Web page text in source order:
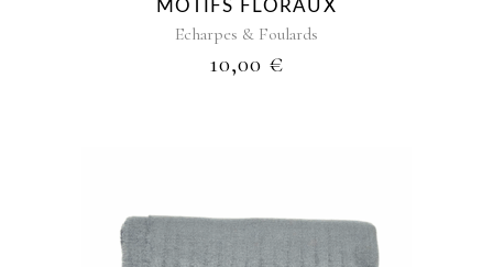
MOTIFS FLORAUX
Echarpes & Foulards
10,00 €